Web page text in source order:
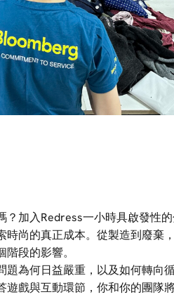
？加入Redress一小時具啟發性
時尚的真正成本。從製造到廢棄
段的影響。
題為何日益嚴重，以及如何轉向
遊戲與互動環節，你和你的團隊